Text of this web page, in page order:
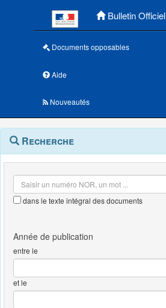
Bulletin Officiel
Documents opposables
Aide
Nouveautés
Navigation
outils
Menu
contextuel
Recherche
dans le texte intégral des documents
entre le
et le